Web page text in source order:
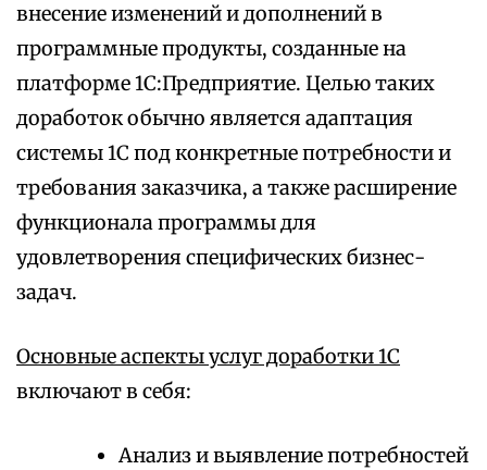
внесение изменений и дополнений в
программные продукты, созданные на
платформе 1С:Предприятие. Целью таких
доработок обычно является адаптация
системы 1С под конкретные потребности и
требования заказчика, а также расширение
функционала программы для
удовлетворения специфических бизнес-
задач.
Основные аспекты услуг доработки 1С
включают в себя:
Анализ и выявление потребностей